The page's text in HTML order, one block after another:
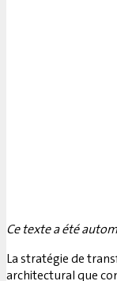
Ce texte a été
La stratégie de
architectural que